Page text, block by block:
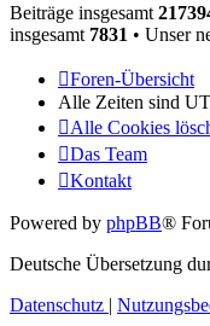
Beiträge insgesamt
insgesamt 7831 • Unser
Foren-Übersicht
Alle Zeiten sind
Alle Cookies
Das Team
Kontakt
Powered by phpBB®
Deutsche Übersetzung
Datenschutz |